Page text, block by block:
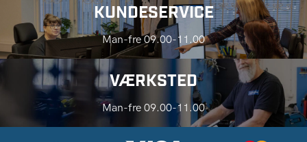
KUNDESERVICE
Man-fre 09.00-11.00
VÆRKSTED
Man-fre 09.00-11.00